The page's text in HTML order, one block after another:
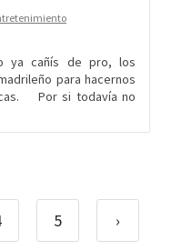
ya cañís de pro, los
para hacernos
Por si todavía no
5 ›